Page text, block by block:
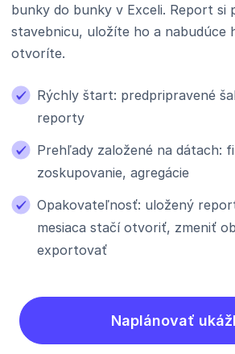
bunky do bunky v Exceli. Report si
stavebnicu, uložíte ho a nabudúce
otvoríte.
Rýchly štart: predpripravené
reporty
Prehľady založené na dátach:
zoskupovanie, agregácie
Opakovateľnosť: uložený
mesiaca stačí otvoriť, zmeniť
exportovať
Naplánovať